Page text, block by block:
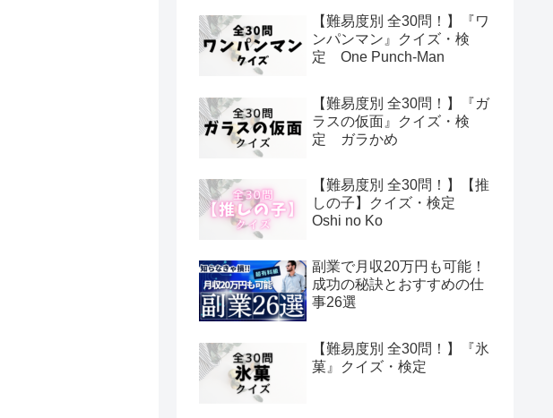
【難易度別 全30問！】『ワ
ンパンマン』クイズ・検
定 One Punch-Man
【難易度別 全30問！】『ガ
ラスの仮面』クイズ・検
定 ガラかめ
【難易度別 全30問！】【推
しの子】クイズ・検定
Oshi no Ko
副業で月収20万円も可能！
成功の秘訣とおすすめの仕
事26選
【難易度別 全30問！】『氷
菓』クイズ・検定